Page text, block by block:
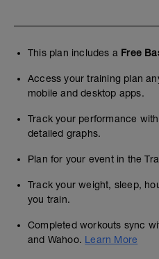
This plan includes a Free
Access your training plan
mobile and desktop apps.
Track your performance
detailed graphs.
Plan for your event in the
Track your weight, sleep,
you train.
Completed workouts sync
and Wahoo. Learn More